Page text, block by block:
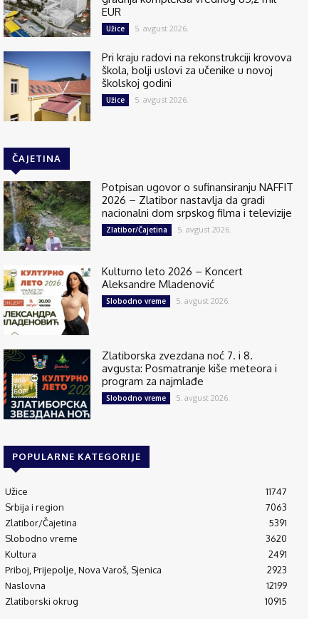
EUR
Užice 5. avgust 2026.
Pri kraju radovi na rekonstrukciji krovova
škola, bolji uslovi za učenike u novoj
školskoj godini
Užice 5. avgust 2026.
ČAJETINA
Potpisan ugovor o sufinansiranju NAFFIT
2026 – Zlatibor nastavlja da gradi
nacionalni dom srpskog filma i televizije
Zlatibor/Čajetina 5. avgust 2026.
Kulturno leto 2026 – Koncert
Aleksandre Mladenović
Slobodno vreme 5. avgust 2026.
Zlatiborska zvezdana noć 7. i 8.
avgusta: Posmatranje kiše meteora i
program za najmlađe
Slobodno vreme 5. avgust 2026.
POPULARNE KATEGORIJE
Užice
11747
Srbija i region
7063
Zlatibor/Čajetina
5391
Slobodno vreme
3620
Kultura
2491
Priboj, Prijepolje, Nova Varoš, Sjenica
2923
Naslovna
12199
Zlatiborski okrug
10915